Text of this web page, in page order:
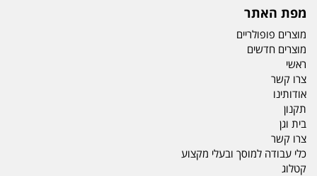
מפת האתר
מוצרים פופולריים
מוצרים חדשים
ראשי
צרו קשר
אודותינו
תקנון
בית וגן
צרו קשר
כלי עבודה למוסך ובעלי מקצוע
קטלוג